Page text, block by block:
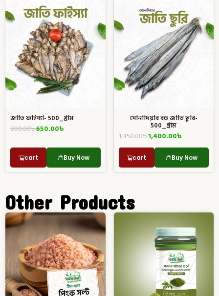
জাতি ফাইস্যা- 500_গ্রাম
800.00৳650.00৳
cart Buy Now
সোনাদিয়ার বড় জাতি ছুরি-
500_গ্রাম
1,450.00৳1,400.00৳
cart Buy Now
Other Products